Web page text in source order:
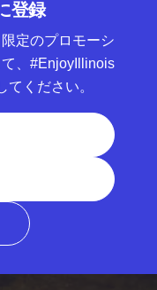
登録
定のプロモーシ
、#EnjoyIllinois
てください。